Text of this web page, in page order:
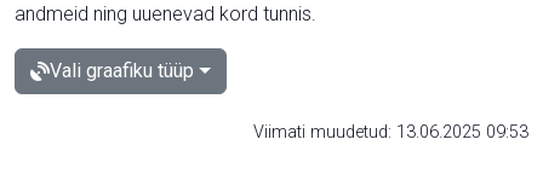
andmeid ning uuenevad kord tunnis.
Vali graafiku tüüp
Viimati muudetud: 13.06.2025 09:53